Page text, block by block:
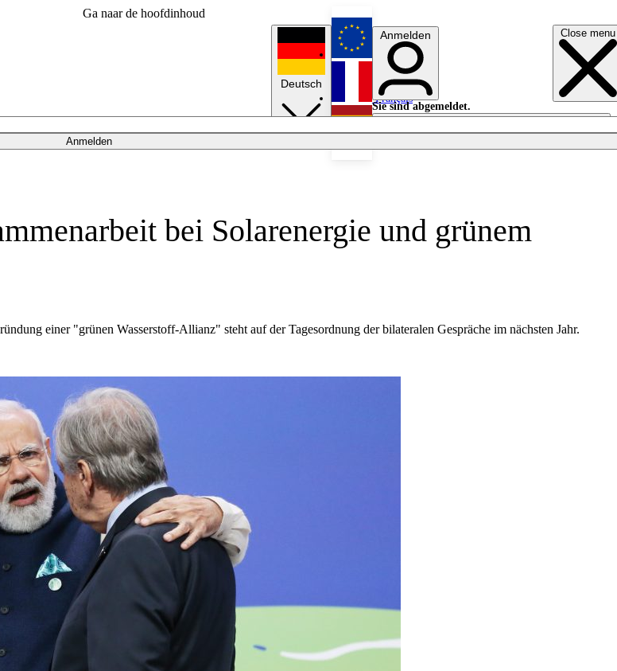
Ga naar de hoofdinhoud
Close menu
Anmelden
Deutsch
English
Français
Anmelden
Sie sind abgemeldet.
Anmelden
Licht aus
bei Solarenergie und grünem
einer "grünen Wasserstoff-Allianz" steht auf der Tagesordnung der bilateralen Gespräche im nächsten Jahr.